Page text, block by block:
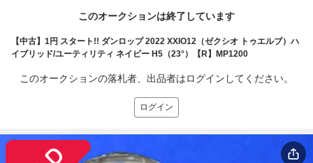
このオークションは終了しています
【中古】1円 スタート!! ダンロップ 2022 XXIO12（ゼクシオ トゥエルブ）ハ
イブリッド/ユーティリティ ネイビー H5（23°）【R】MP1200
このオークションの落札者、出品者はログインしてください。
ログイン